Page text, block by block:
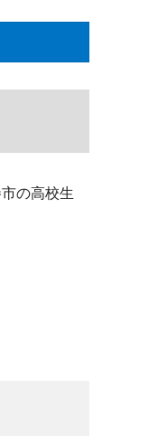
の高校生